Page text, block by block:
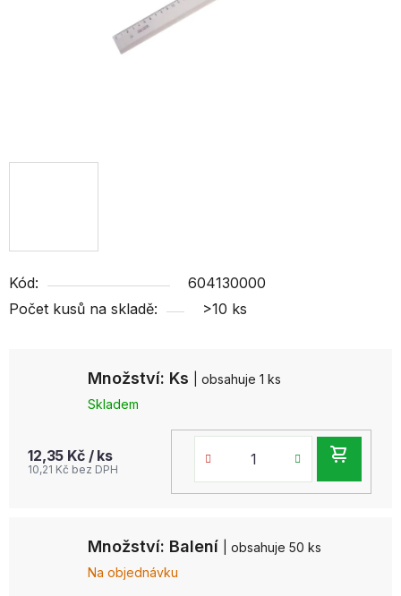
Množství: Ks
| obsahuje 1 ks
Skladem
12,35 Kč / ks
10,21 Kč bez DPH
Množství: Balení
| obsahuje 50 ks
Na objednávku
Kód:
604130000
Počet kusů na skladě:
>10 ks